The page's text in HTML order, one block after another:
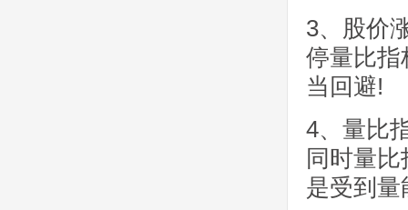
3、股价
停量比指
当回避!
4、量比
同时量
是受到